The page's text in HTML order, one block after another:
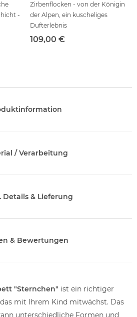
-
Zirbenflocken - von der Königin
der Alpen, ein kuscheliges
Dufterlebnis
109,00 €
/ Verarbeitung
Details & Lieferung
& Bewertungen
"Sternchen" ist ein richtiger
mit Ihrem Kind mitwächst. Das
unterschiedliche Formen und